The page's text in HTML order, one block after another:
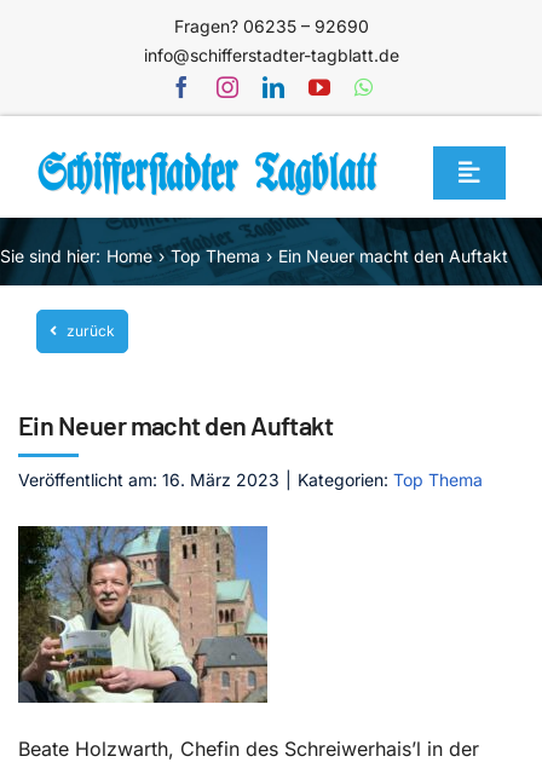
Fragen? 06235 – 92690
info@schifferstadter-tagblatt.de
Toggle
Home
Themen
Blog
Service
Mediathek
Jetzt abonnieren
Kontakt
Sie sind hier: Home Top Thema Ein Neuer macht den Auftakt
zurück
Ein Neuer macht den Auftakt
Veröffentlicht am: 16. März 2023 Kategorien: Top Thema
Beate Holzwarth, Chefin des Schreiwerhais’l in der